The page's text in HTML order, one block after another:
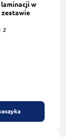
w
zestawie
2